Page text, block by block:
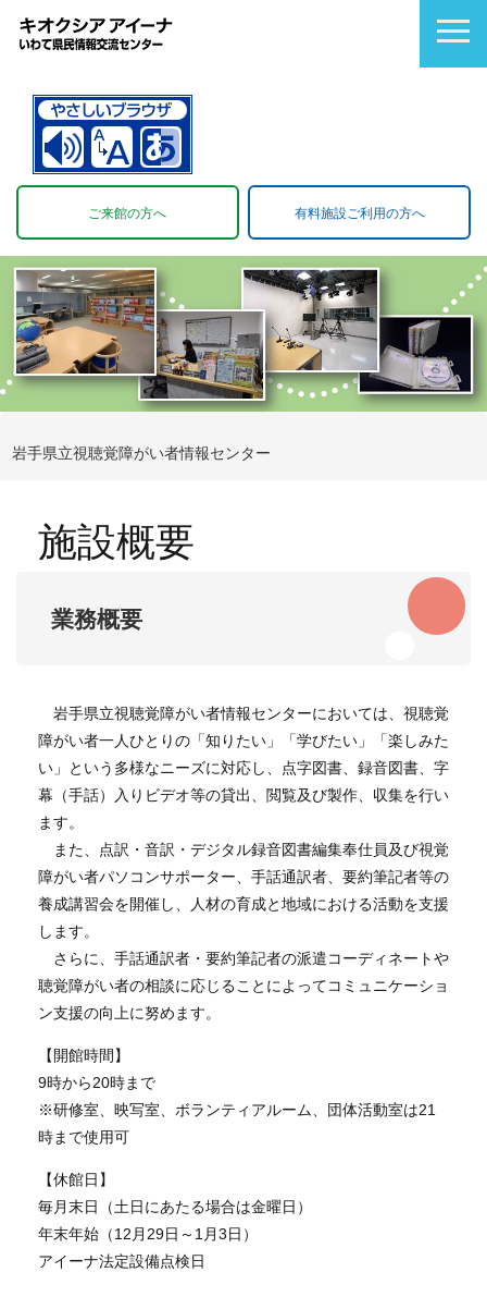
ご来館の方へ 有料施設ご利用の方へ
岩手県立視聴覚障がい者情報センター
施設概要
業務概要
岩手県立視聴覚障がい者情報センターにおいては、視聴覚
障がい者一人ひとりの「知りたい」「学びたい」「楽しみた
い」という多様なニーズに対応し、点字図書、録音図書、字
幕（手話）入りビデオ等の貸出、閲覧及び製作、収集を行い
ます。
また、点訳・音訳・デジタル録音図書編集奉仕員及び視覚
障がい者パソコンサポーター、手話通訳者、要約筆記者等の
養成講習会を開催し、人材の育成と地域における活動を支援
します。
さらに、手話通訳者・要約筆記者の派遣コーディネートや
聴覚障がい者の相談に応じることによってコミュニケーショ
ン支援の向上に努めます。
【開館時間】
9時から20時まで
※研修室、映写室、ボランティアルーム、団体活動室は21
時まで使用可
【休館日】
毎月末日（土日にあたる場合は金曜日）
年末年始（12月29日～1月3日）
アイーナ法定設備点検日